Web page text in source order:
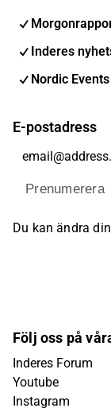
Inderes
Nordic Events
E-postadress
Prenumerera
Du kan ändra
Följ oss på
Inderes Forum
Youtube
Instagram